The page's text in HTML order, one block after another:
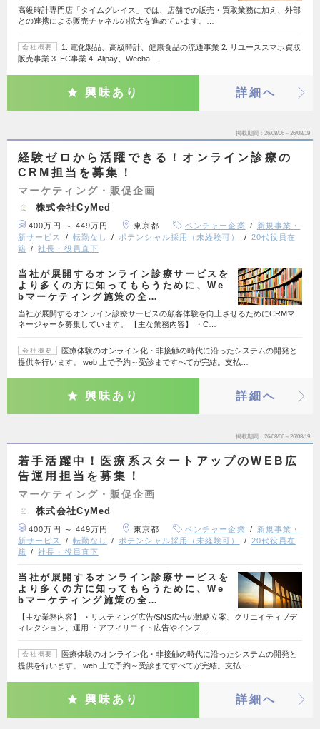
高級時計専門店「タイムグレイス」では、店舗での販売・買取業務に加え、外部
との連携による販売チャネルの拡大を進めています。…
会社概要
1. 電化製品、高級時計、健康食品の流通事業 2. リユーススマホ買取
販売事業 3. EC事業 4. Alipay、Wecha…
興味あり 詳細へ
掲載期間 26/08/06～26/08/19
経験ゼロから活躍できる！オンライン診療の
CRM担当を募集！
マーケティング・販促企画
株式会社CyMed
400万円 ～ 449万円 東京都 ベンチャー企業
新規事業・
新サービス
転勤なし ポテンシャル採用（未経験可）
20代役員在
籍
社長・役員直下
当社が展開するオンライン診療サービスを
より多くの方に知ってもらうために、We
bマーケティング施策の全…
当社が展開するオンライン診療サービスの顧客体験を向上させるためにCRMマ
ネージャーを募集しています。 【主な業務内容】 ・C…
会社概要
医療体験のオンライン化・非接触の時代に沿ったシステムの開発と
提供を行います。 web 上で予約～受診まですべてが完結。支払…
興味あり 詳細へ
掲載期間 26/08/06～26/08/19
若手活躍中！医療系スタートアップのWEB広
告運用担当を募集！
マーケティング・販促企画
株式会社CyMed
400万円 ～ 449万円 東京都 ベンチャー企業
新規事業・
新サービス
転勤なし ポテンシャル採用（未経験可）
20代役員在
籍
社長・役員直下
当社が展開するオンライン診療サービスを
より多くの方に知ってもらうために、We
bマーケティング施策の全…
【主な業務内容】 ・リスティング広告/SNS広告の戦略立案、クリエイティブデ
ィレクション、運用 ・アフィリエイト広告やインフ…
会社概要
医療体験のオンライン化・非接触の時代に沿ったシステムの開発と
提供を行います。 web 上で予約～受診まですべてが完結。支払…
興味あり 詳細へ